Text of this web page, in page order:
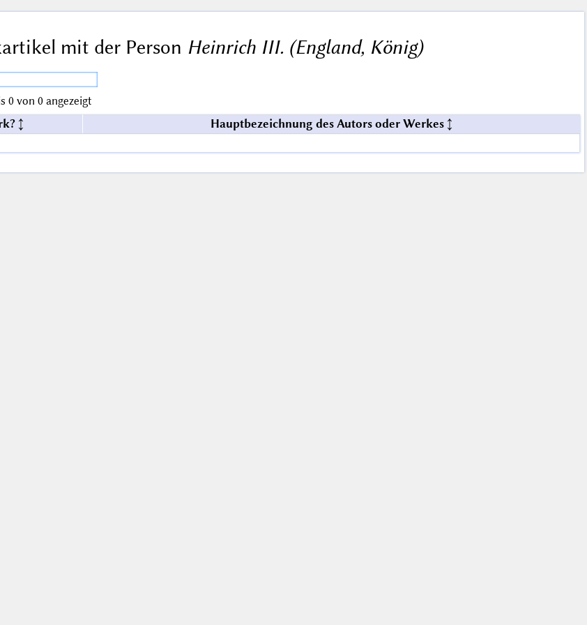
mit der Person Heinrich III. (England, König)
0 von 0 angezeigt
Hauptbezeichnung des Autors oder Werkes